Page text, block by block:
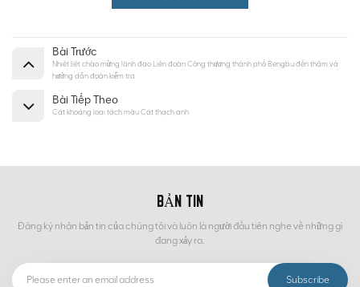
Bài Trước
Nhiệt liệt chào mừng lãnh đạo Liên đoàn Công thương thành phố Bengbu đến thăm và
hướng dẫn đoàn kiểm tra
Bài Tiếp Theo
Cát khoáng loại tách màu Cát thạch anh
BẢN TIN
Đăng ký nhận bản tin của chúng tôi và luôn là người đầu tiên nghe về những gì
đang xảy ra.